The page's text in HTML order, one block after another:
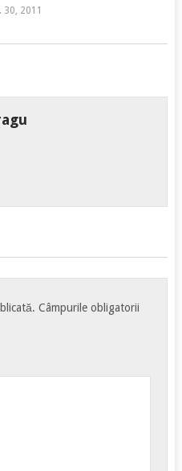
30, 2011
Câmpurile obligatorii